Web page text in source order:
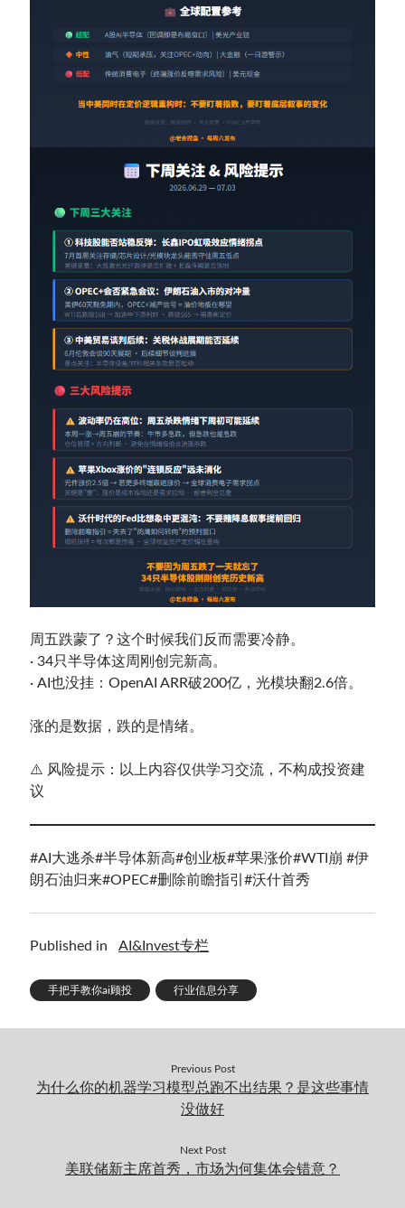
周五跌蒙了？这个时候我们反而需要冷静。
· 34只半导体这周刚创完新高。
· AI也没挂：OpenAI ARR破200亿，光模块翻2.6倍。
涨的是数据，跌的是情绪。
⚠️ 风险提示：以上内容仅供学习交流，不构成投资建
议
#AI大逃杀#半导体新高#创业板#苹果涨价#WTI崩 #伊
朗石油归来#OPEC#删除前瞻指引#沃什首秀
Published in AI&Invest专栏
手把手教你ai顾投 行业信息分享
Previous Post
为什么你的机器学习模型总跑不出结果？是这些事情
没做好
Next Post
美联储新主席首秀，市场为何集体会错意？